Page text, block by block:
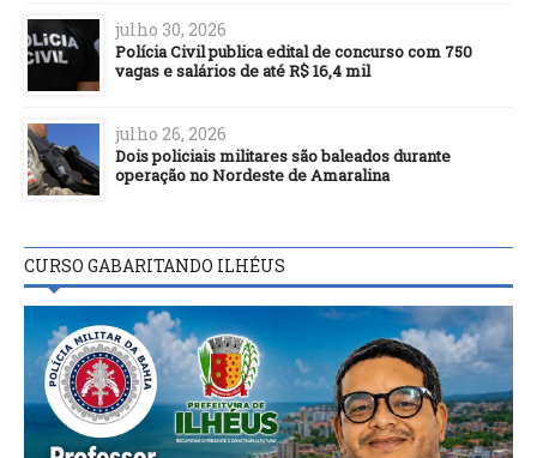
julho 30, 2026
Polícia Civil publica edital de concurso com 750
vagas e salários de até R$ 16,4 mil
julho 26, 2026
Dois policiais militares são baleados durante
operação no Nordeste de Amaralina
CURSO GABARITANDO ILHÉUS